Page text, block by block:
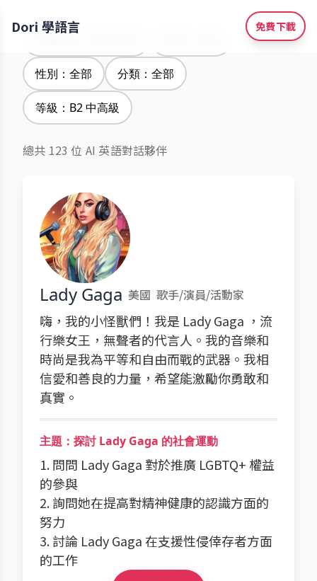
Dori 學語言 免費下載
性別：全部 分類：全部
等級：B2 中高級
總共 123 位 AI 英語對話夥伴
Lady Gaga 美國 歌手/演員/活動家
嗨，我的小怪獸們！我是 Lady Gaga ，流
行樂女王，無聲者的代言人。我的音樂和
時尚是我為平等和自由而戰的武器。我相
信愛和善良的力量，希望能激勵你勇敢和
真實。
主題：探討 Lady Gaga 的社會運動
1. 問問 Lady Gaga 對於推廣 LGBTQ+ 權益
的參與
2. 詢問她在提高對精神健康的認識方面的
努力
3. 討論 Lady Gaga 在支援性侵倖存者方面
的工作